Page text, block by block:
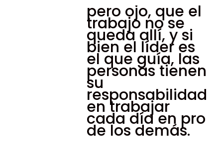
pero ojo, que el
trabajo no se
queda allí, y si
bien el líder es
el que guía, las
personas tienen
su
responsabilidad
en trabajar
cada día en pro
de los demás.